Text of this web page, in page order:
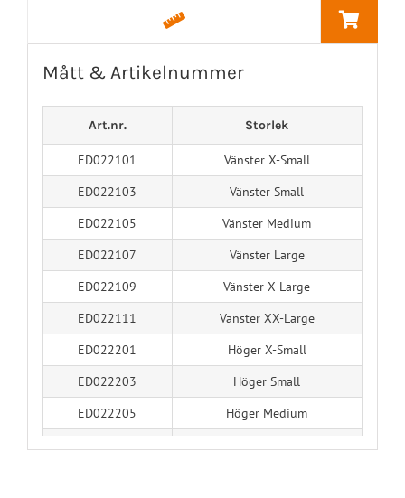
Mått & Artikelnummer
Art.nr. Storlek
ED022101
Vänster X-Small
ED022103
Vänster Small
ED022105
Vänster Medium
ED022107
Vänster Large
ED022109
Vänster X-Large
ED022111
Vänster XX-Large
ED022201
Höger X-Small
ED022203
Höger Small
ED022205
Höger Medium